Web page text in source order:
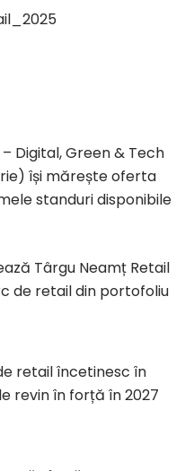
– Digital, Green & Tech
își mărește oferta
standuri disponibile
Târgu Neamț Retail
de retail din portofoliu
retail încetinesc în
revin în forță în 2027